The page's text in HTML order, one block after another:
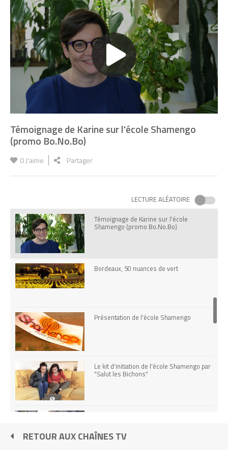
videoIfvcf9ErDbE
Témoignage de Karine sur l'école Shamengo
(promo Bo.No.Bo)
0J'aime Partager
LECTURE ALÉATOIRE
Introduction pour Booster son
écocitoyenneté
Atelier Se loger avec les lycéens de
François Mauriac
Mauriac
Shamengo (promo Abeille)
Témoignage de Karine sur l'école
Shamengo (promo Bo.No.Bo)
Bordeaux, 50 nuances de vert
Présentation de l'école Shamengo
Le kit d'initiation de l'école Shamengo par
"Salut les Bichons"
RETOUR AUX CHAÎNES TV